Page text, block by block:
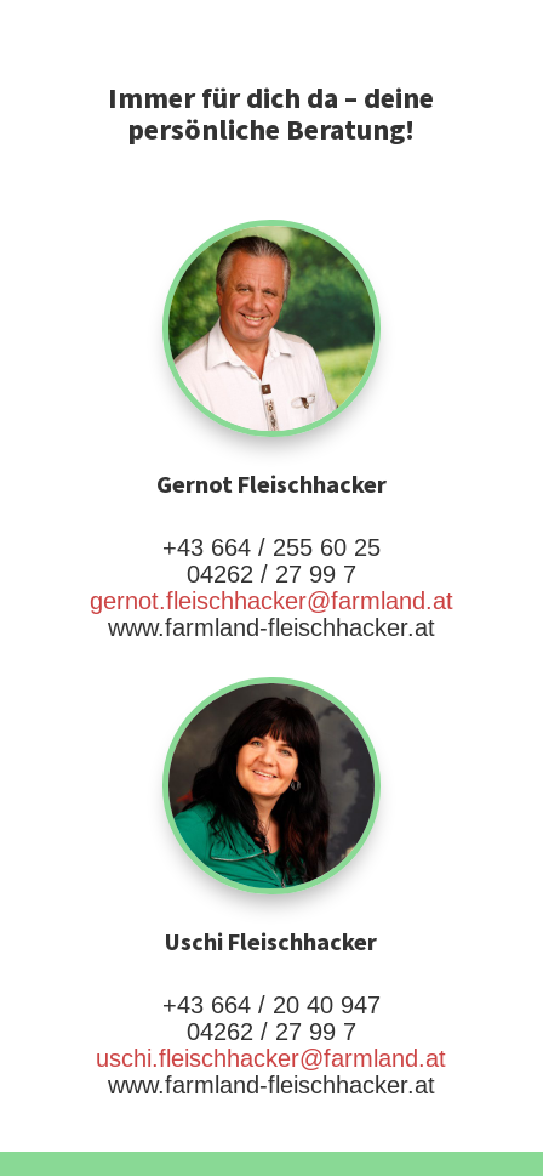
Immer für dich da – deine
persönliche Beratung!
Gernot Fleischhacker
+43 664 / 255 60 25
04262 / 27 99 7
gernot.fleischhacker@farmland.at
www.farmland-fleischhacker.at
Uschi Fleischhacker
+43 664 / 20 40 947
04262 / 27 99 7
uschi.fleischhacker@farmland.at
www.farmland-fleischhacker.at